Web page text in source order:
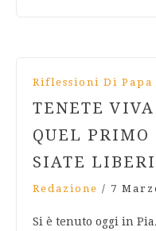
Riflessioni Di Papa
TENETE
QUEL PRIMO
SIATE
Redazione / 7
Si è tenuto oggi in